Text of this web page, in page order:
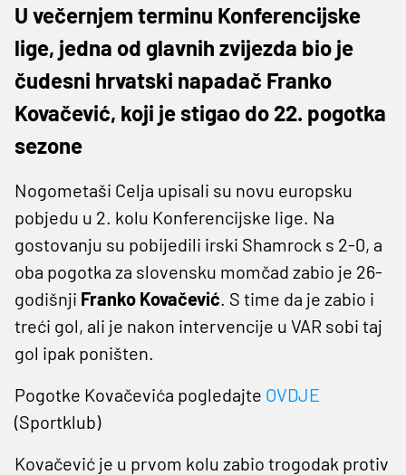
U večernjem terminu Konferencijske
lige, jedna od glavnih zvijezda bio je
čudesni hrvatski napadač Franko
Kovačević, koji je stigao do 22. pogotka
sezone
Nogometaši Celja upisali su novu europsku
pobjedu u 2. kolu Konferencijske lige. Na
gostovanju su pobijedili irski Shamrock s 2-0, a
oba pogotka za slovensku momčad zabio je 26-
godišnji Franko Kovačević. S time da je zabio i
treći gol, ali je nakon intervencije u VAR sobi taj
gol ipak poništen.
Pogotke Kovačevića pogledajte OVDJE
(Sportklub)
Kovačević je u prvom kolu zabio trogodak protiv